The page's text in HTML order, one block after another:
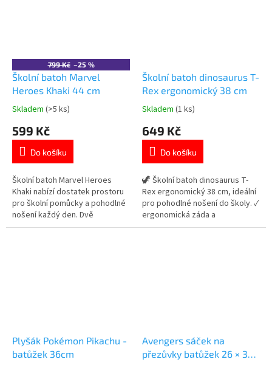
799 Kč –25 %
Školní batoh Marvel
Heroes Khaki 44 cm
Průměrné
produktu
5,0
5
hvězdiček.
Skladem (>5 ks)
599 Kč
Do košíku
Školní batoh Marvel Heroes
Khaki nabízí dostatek prostoru
pro školní pomůcky a pohodlné
nošení každý den. Dvě
prostorné komory a přední
Školní batoh dinosaurus T-
Rex ergonomický 38 cm
Průměrné
produktu
5,0
5
hvězdiček.
Skladem (1 ks)
649 Kč
Do košíku
🦖 Školní batoh dinosaurus T-
Rex ergonomický 38 cm, ideální
pro pohodlné nošení do školy. ✓
ergonomická záda a
polstrované popruhy ✓
Plyšák Pokémon Pikachu -
batůžek 36cm
Avengers sáček na
přezůvky batůžek 26 × 34